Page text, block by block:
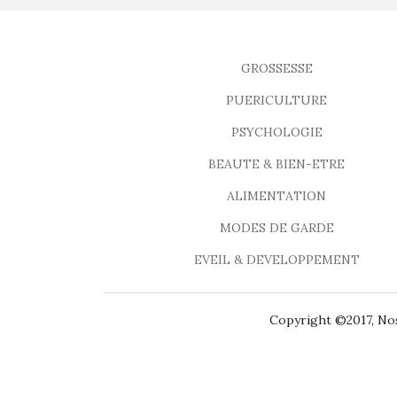
GROSSESSE
PUERICULTURE
PSYCHOLOGIE
BEAUTE & BIEN-ETRE
ALIMENTATION
MODES DE GARDE
EVEIL & DEVELOPPEMENT
Copyright ©2017,